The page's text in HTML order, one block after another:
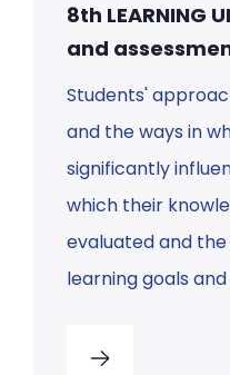
8th LEARNING
and
Students'
and the ways in
significantly
which their
evaluated and
learning goals